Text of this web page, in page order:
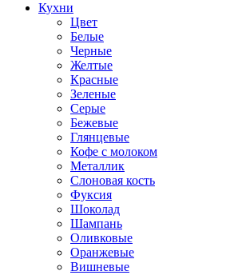
Кухни
Цвет
Белые
Черные
Желтые
Красные
Зеленые
Серые
Бежевые
Глянцевые
Кофе с молоком
Металлик
Слоновая кость
Фуксия
Шоколад
Шампань
Оливковые
Оранжевые
Вишневые